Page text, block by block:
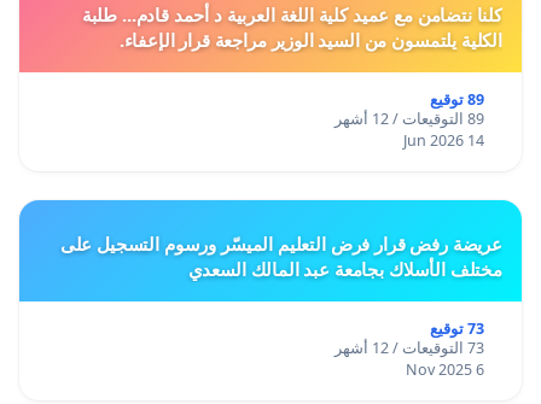
كلنا نتضامن مع عميد كلية اللغة العربية د أحمد قادم... طلبة
الكلية يلتمسون من السيد الوزير مراجعة قرار الإعفاء.
89 توقيع
89 التوقيعات / 12 أشهر
14 Jun 2026
عريضة رفض قرار فرض التعليم الميسّر ورسوم التسجيل على
مختلف الأسلاك بجامعة عبد المالك السعدي
73 توقيع
73 التوقيعات / 12 أشهر
6 Nov 2025